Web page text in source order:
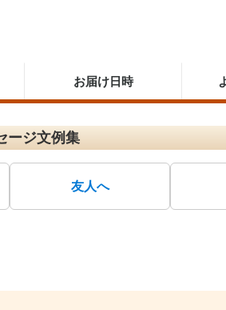
お届け日時
ージ文例集
友人へ